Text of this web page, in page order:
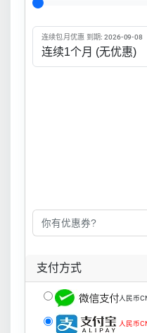
连续包月优惠 到期: 2026-09-08
支付方式
人民币
人民币